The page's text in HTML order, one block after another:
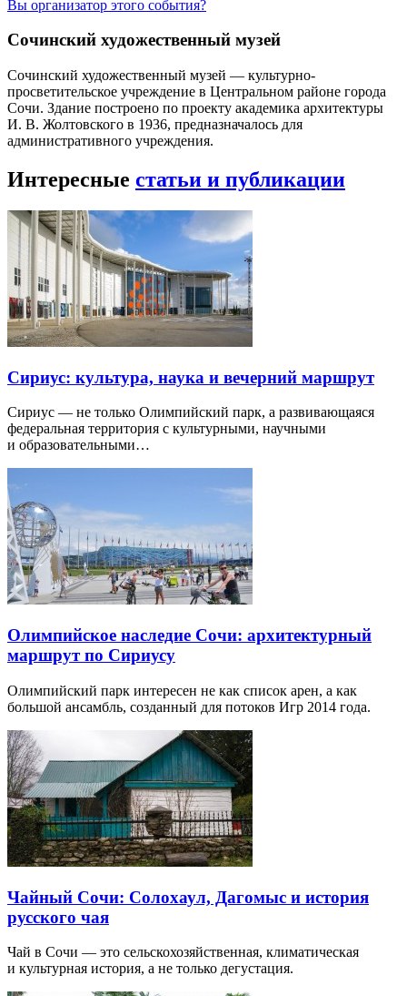
Вы организатор этого события?
Сочинский художественный музей
Сочинский художественный музей — культурно-
просветительское учреждение в Центральном районе города
Сочи. Здание построено по проекту академика архитектуры
И. В. Жолтовского в 1936, предназначалось для
административного учреждения.
Интересные статьи и публикации
Сириус: культура, наука и вечерний маршрут
Сириус — не только Олимпийский парк, а развивающаяся
федеральная территория с культурными, научными
и образовательными…
Олимпийское наследие Сочи: архитектурный
маршрут по Сириусу
Олимпийский парк интересен не как список арен, а как
большой ансамбль, созданный для потоков Игр 2014 года.
Чайный Сочи: Солохаул, Дагомыс и история
русского чая
Чай в Сочи — это сельскохозяйственная, климатическая
и культурная история, а не только дегустация.